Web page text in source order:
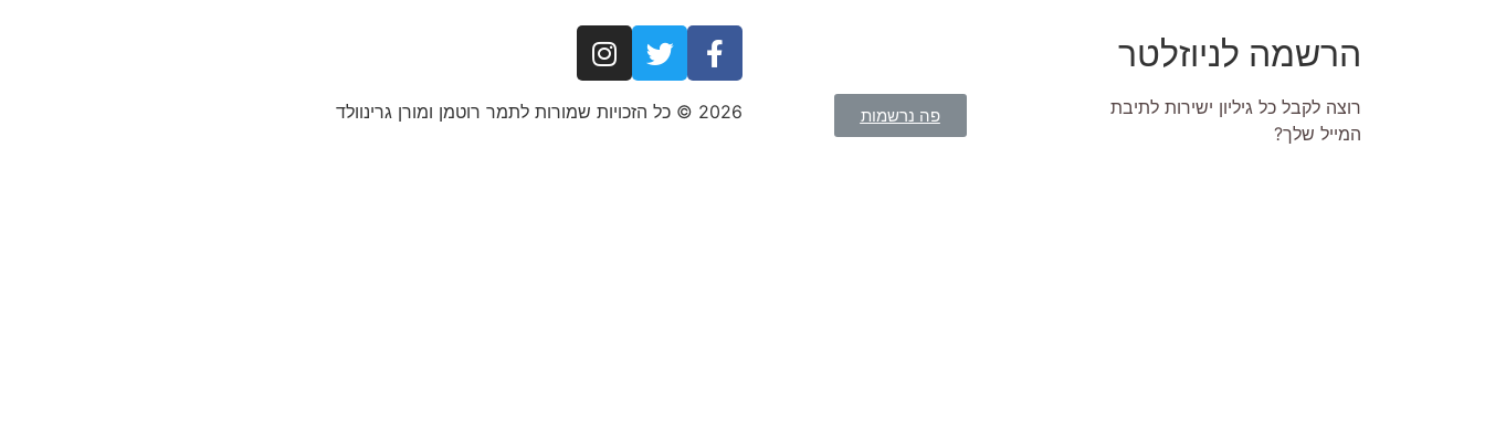
הרשמה לניוזלטר
רוצה לקבל כל גיליון ישירות לתיבת
המייל שלך?
פה נרשמות 2026 © כל הזכויות שמורות לתמר רוטמן ומורן גרינוולד